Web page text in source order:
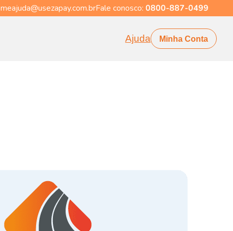
meajuda@usezapay.com.brFale conosco: 0800-887-0499
Ajuda Minha Conta